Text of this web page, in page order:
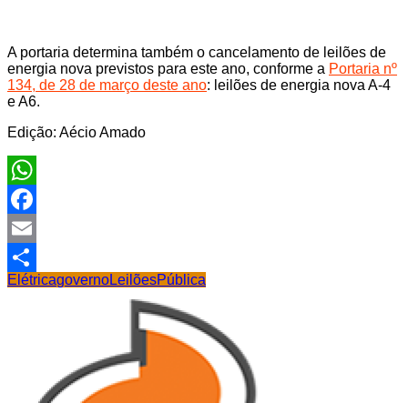
A portaria determina também o cancelamento de leilões de
energia nova previstos para este ano, conforme a Portaria nº
134, de 28 de março deste ano: leilões de energia nova A-4
e A6.
Edição: Aécio Amado
WhatsApp
Facebook
Email
Share
ElétricagovernoLeilõesPública